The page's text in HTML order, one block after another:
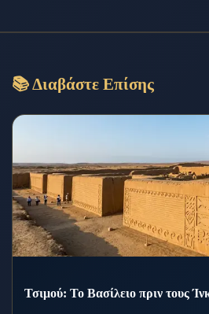
📚 Διαβάστε Επίσης
Τσιμού: Το Βασίλειο πριν τους